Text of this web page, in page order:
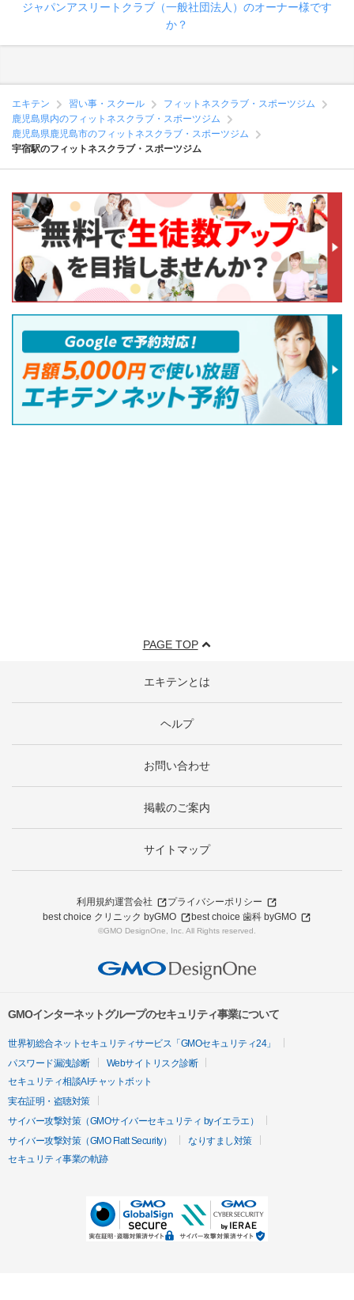
ジャパンアスリートクラブ（一般社団法人）のオーナー様です
か？
エキテン 習い事・スクール
フィットネスクラブ・スポーツジム
鹿児島県内のフィットネスクラブ・スポーツジム
鹿児島県鹿児島市のフィットネスクラブ・スポーツジム
宇宿駅のフィットネスクラブ・スポーツジム
PAGE TOP
エキテンとは
ヘルプ
お問い合わせ
掲載のご案内
サイトマップ
利用規約運営会社
プライバシーポリシー
best choice クリニック byGMO
best choice 歯科 byGMO
©GMO DesignOne, Inc. All Rights reserved.
GMOインターネットグループのセキュリティ事業について
世界初総合ネットセキュリティサービス「GMOセキュリティ24」
パスワード漏洩診断
Webサイトリスク診断
セキュリティ相談AIチャットボット
実在証明・盗聴対策
サイバー攻撃対策（GMOサイバーセキュリティ byイエラエ）
サイバー攻撃対策（GMO Flatt Security）
なりすまし対策
セキュリティ事業の軌跡